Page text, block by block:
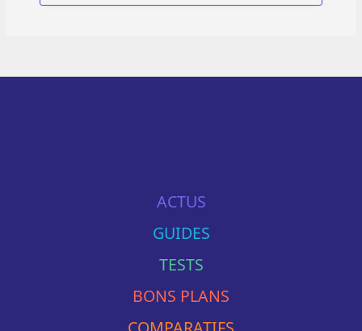
ACTUS
GUIDES
TESTS
BONS PLANS